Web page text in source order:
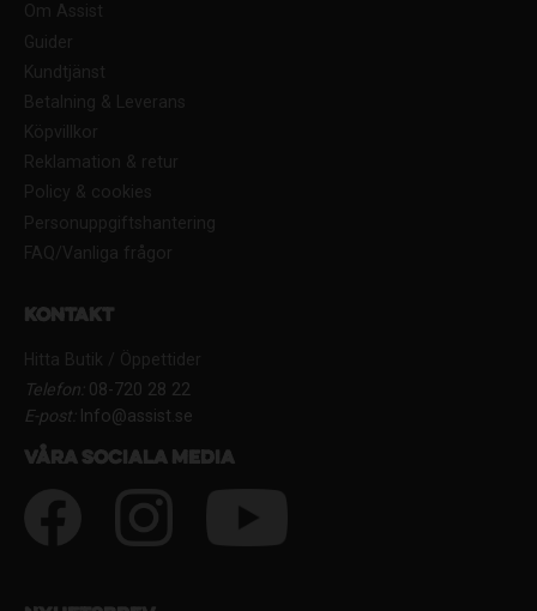
Om Assist
Guider
Kundtjänst
Betalning & Leverans
Köpvillkor
Reklamation & retur
Policy & cookies
Personuppgiftshantering
FAQ/Vanliga frågor
Kontakt
Hitta Butik / Öppettider
Telefon:08-720 28 22
E-post:Info@assist.se
Våra sociala media